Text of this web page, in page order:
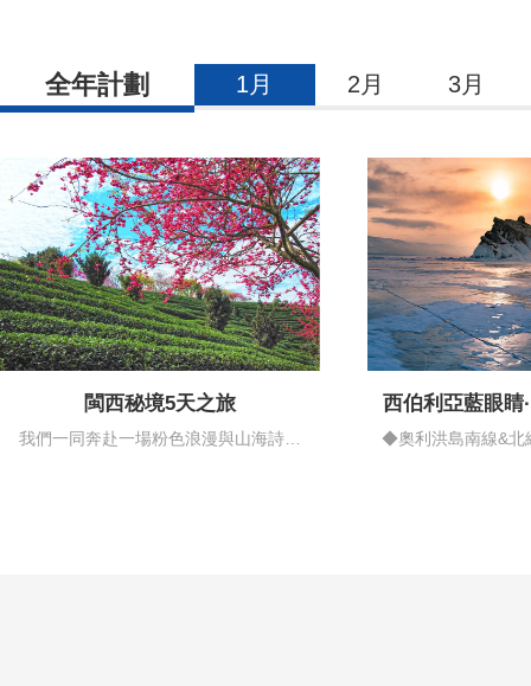
全年計劃 1月 2月 3月
閩西秘境5天之旅
我們一同奔赴一場粉色浪漫與山海詩意
西伯利亞藍眼睛
情藍
◆奧利洪島南線&北